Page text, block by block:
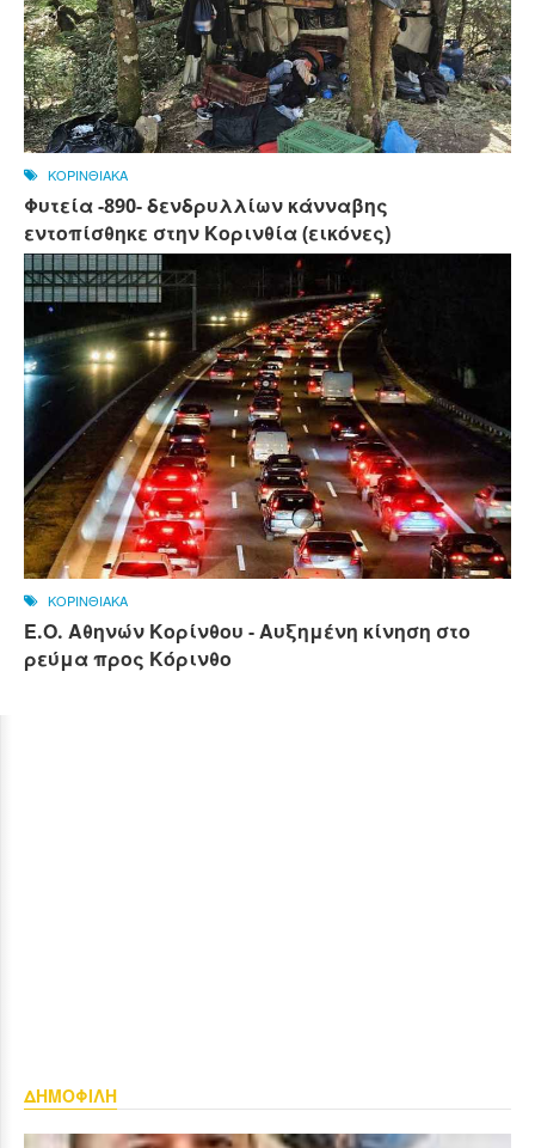
ΚΟΡΙΝΘΙΑΚΑ
Φυτεία -890- δενδρυλλίων κάνναβης
εντοπίσθηκε στην Κορινθία (εικόνες)
ΚΟΡΙΝΘΙΑΚΑ
Ε.Ο. Αθηνών Κορίνθου - Αυξημένη κίνηση στο
ρεύμα προς Κόρινθο
ΔΗΜΟΦΙΛΗ